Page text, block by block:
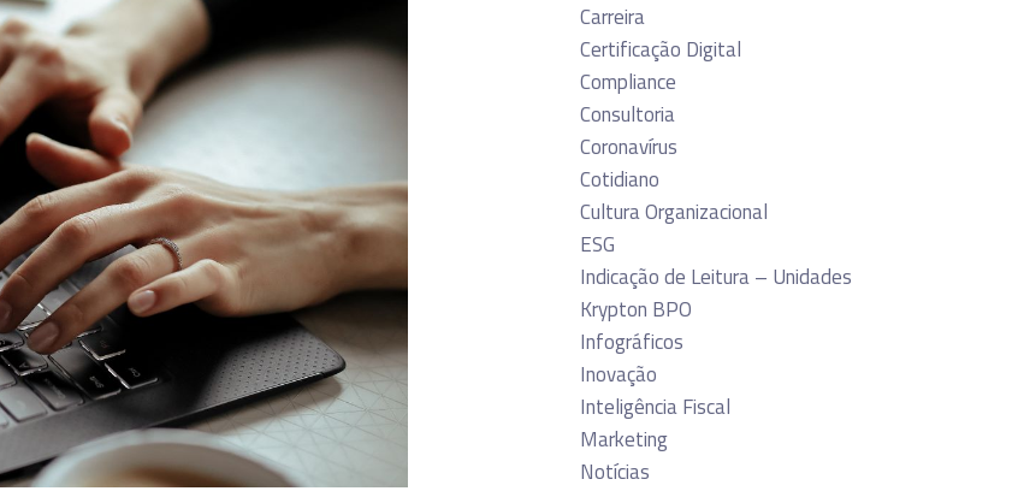
Carreira
Certificação Digital
Compliance
Consultoria
Coronavírus
Cotidiano
Cultura Organizacional
ESG
Indicação de Leitura – Unidades
Krypton BPO
Infográficos
Inovação
Inteligência Fiscal
Marketing
Notícias